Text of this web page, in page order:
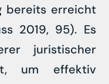
bereits erreicht
2019, 95). Es
juristischer
um effektiv